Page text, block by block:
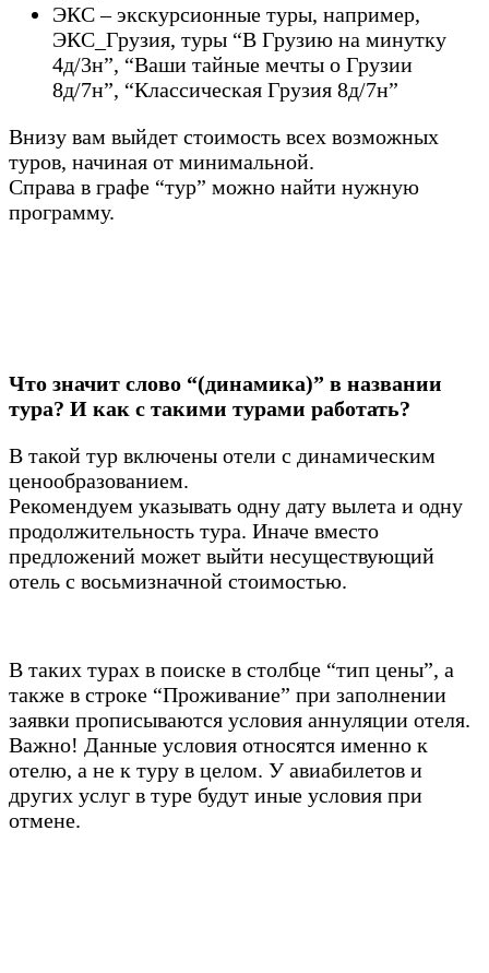
ЭКС – экскурсионные туры, например,
ЭКС_Грузия, туры “В Грузию на минутку
4д/3н”, “Ваши тайные мечты о Грузии
8д/7н”, “Классическая Грузия 8д/7н”
Внизу вам выйдет стоимость всех возможных
туров, начиная от минимальной.
Справа в графе “тур” можно найти нужную
программу.
Что значит слово “(динамика)” в названии
тура? И как с такими турами работать?
В такой тур включены отели с динамическим
ценообразованием.
Рекомендуем указывать одну дату вылета и одну
продолжительность тура. Иначе вместо
предложений может выйти несуществующий
отель с восьмизначной стоимостью.
В таких турах в поиске в столбце “тип цены”, а
также в строке “Проживание” при заполнении
заявки прописываются условия аннуляции отеля.
Важно! Данные условия относятся именно к
отелю, а не к туру в целом. У авиабилетов и
других услуг в туре будут иные условия при
отмене.